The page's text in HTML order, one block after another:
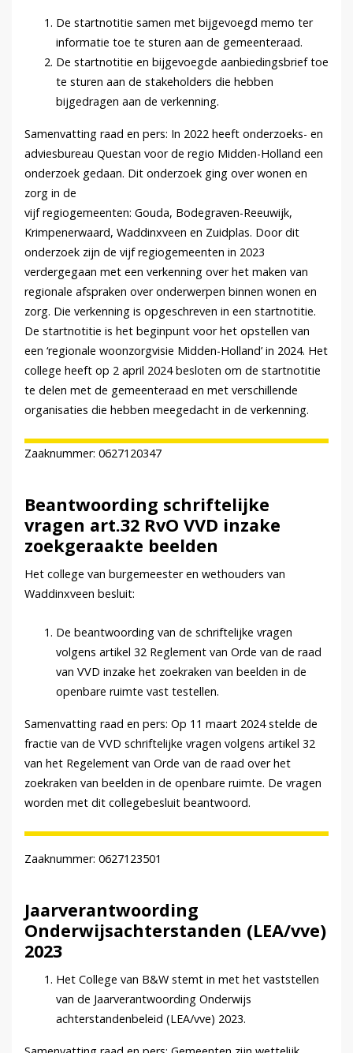
De startnotitie samen met bijgevoegd memo ter
informatie toe te sturen aan de gemeenteraad.
De startnotitie en bijgevoegde aanbiedingsbrief toe
te sturen aan de stakeholders die hebben
bijgedragen aan de verkenning.
Samenvatting raad en pers: In 2022 heeft onderzoeks- en
adviesbureau Questan voor de regio Midden-Holland een
onderzoek gedaan. Dit onderzoek ging over wonen en
zorg in de
vijf regiogemeenten: Gouda, Bodegraven-Reeuwijk,
Krimpenerwaard, Waddinxveen en Zuidplas. Door dit
onderzoek zijn de vijf regiogemeenten in 2023
verdergegaan met een verkenning over het maken van
regionale afspraken over onderwerpen binnen wonen en
zorg. Die verkenning is opgeschreven in een startnotitie.
De startnotitie is het beginpunt voor het opstellen van
een ‘regionale woonzorgvisie Midden-Holland’ in 2024. Het
college heeft op 2 april 2024 besloten om de startnotitie
te delen met de gemeenteraad en met verschillende
organisaties die hebben meegedacht in de verkenning.
Zaaknummer: 0627120347
Beantwoording schriftelijke
vragen art.32 RvO VVD inzake
zoekgeraakte beelden
Het college van burgemeester en wethouders van
Waddinxveen besluit:
De beantwoording van de schriftelijke vragen
volgens artikel 32 Reglement van Orde van de raad
van VVD inzake het zoekraken van beelden in de
openbare ruimte vast testellen.
Samenvatting raad en pers: Op 11 maart 2024 stelde de
fractie van de VVD schriftelijke vragen volgens artikel 32
van het Regelement van Orde van de raad over het
zoekraken van beelden in de openbare ruimte. De vragen
worden met dit collegebesluit beantwoord.
Zaaknummer: 0627123501
Jaarverantwoording
Onderwijsachterstanden (LEA/vve)
2023
Het College van B&W stemt in met het vaststellen
van de Jaarverantwoording Onderwijs
achterstandenbeleid (LEA/vve) 2023.